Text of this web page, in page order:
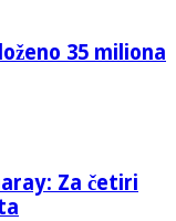
35 miliona
Za četiri